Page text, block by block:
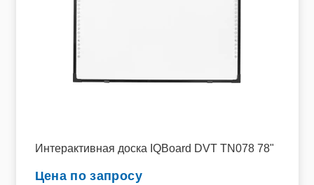
Интерактивная доска IQBoard DVT TN078 78"
Цена по запросу